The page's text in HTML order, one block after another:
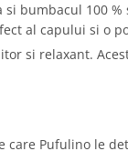
bumbacul 100
al capului si o
si relaxant.
Pufulino le